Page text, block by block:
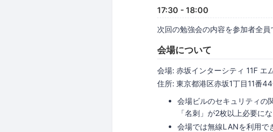
17:30 - 18:00
次回の勉強会の内容を参加者全員
会場について
会場: 赤坂インターシティ 11F エ
住所: 東京都港区赤坂1丁目11番
会場ビルのセキュリティの
「名刺」が2枚以上必要に
会場では無線LANを利用で